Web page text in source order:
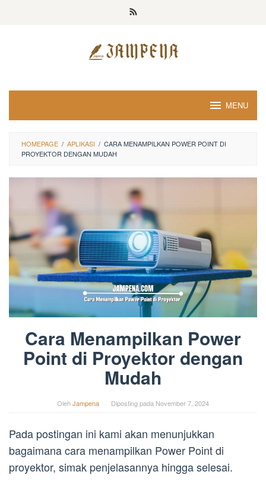
MENU
HOMEPAGE / APLIKASI / CARA MENAMPILKAN POWER POINT DI
PROYEKTOR DENGAN MUDAH
Cara Menampilkan Power
Point di Proyektor dengan
Mudah
OlehJampena Diposting pada November 7, 2024
Pada postingan ini kami akan menunjukkan
bagaimana cara menampilkan Power Point di
proyektor, simak penjelasannya hingga selesai.